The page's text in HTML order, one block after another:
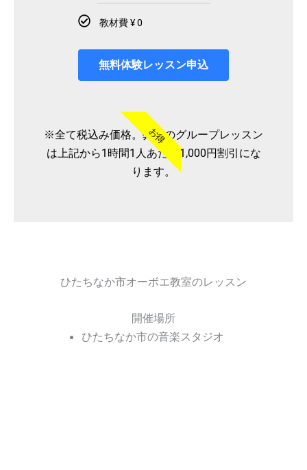
教材費 ¥ 0
無料体験レッスン申込
お得
※全て税込み価格。弊社のグループレッスン
は上記から1時間1人あたり1,000円割引にな
ります。
ひたちなか市オーボエ教室のレッスン
開催場所
ひたちなか市の音楽スタジオ